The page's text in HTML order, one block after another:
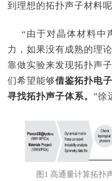
到理想的拓扑声子材料呢
“由于对晶体材料中
力，如果没有成熟的理
靠做实验来发现拓扑声
们希望能够借鉴拓扑电
寻找拓扑声子体系。 ”徐
图 1 高通量计算拓扑